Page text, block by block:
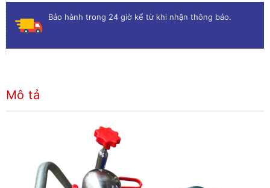
Bảo hành trong 24 giờ kể từ khi nhận thông báo.
Mô tả